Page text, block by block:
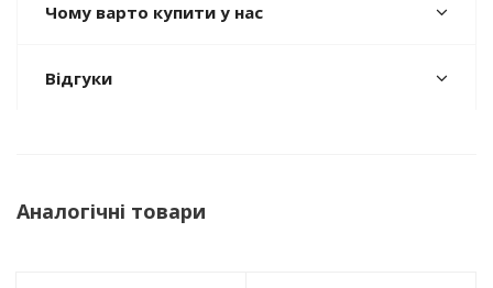
Чому варто купити у нас
Відгуки
Аналогічні товари